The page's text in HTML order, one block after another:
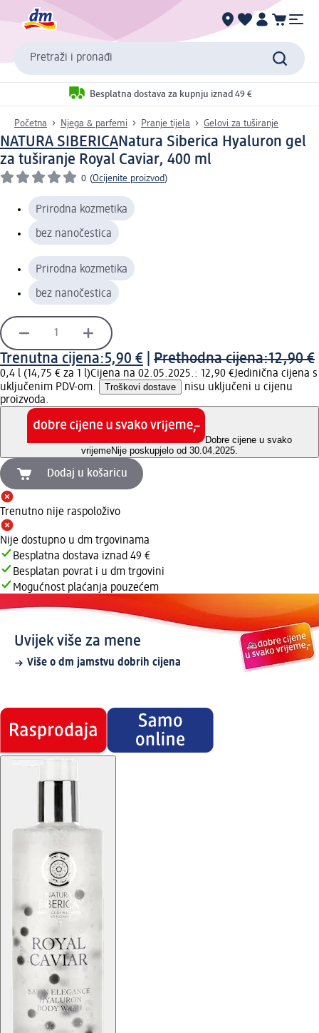
Pretraži i pronađi
Besplatna dostava za kupnju iznad 49 €
Početna Njega & parfemi Pranje tijela Gelovi za tuširanje
NATURA SIBERICANatura Siberica Hyaluron gel
za tuširanje Royal Caviar, 400 ml
0 (Ocijenite proizvod)
Prirodna kozmetika
bez nanočestica
Prirodna kozmetika
bez nanočestica
Trenutna cijena:5,90 € Prethodna cijena:12,90 €
0,4 l (14,75 € za 1 l)Cijena na 02.05.2025.: 12,90 €Jedinična cijena s
uključenim PDV-om.
Troškovi dostave
nisu uključeni u cijenu
proizvoda.
Dobre cijene u svako
vrijemeNije poskupjelo od 30.04.2025.
Dodaj u košaricu
Trenutno nije raspoloživo
Nije dostupno u dm trgovinama
Besplatna dostava iznad 49 €
Besplatan povrat i u dm trgovini
Mogućnost plaćanja pouzećem
Uvijek više za mene
Više o dm jamstvu dobrih cijena